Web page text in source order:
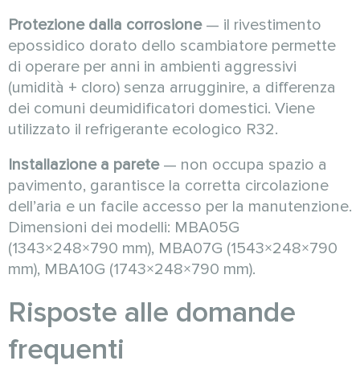
Protezione dalla corrosione— il rivestimento
epossidico dorato dello scambiatore permette
di operare per anni in ambienti aggressivi
(umidità + cloro) senza arrugginire, a differenza
dei comuni deumidificatori domestici. Viene
utilizzato il refrigerante ecologico R32.
Installazione a parete— non occupa spazio a
pavimento, garantisce la corretta circolazione
dell’aria e un facile accesso per la manutenzione.
Dimensioni dei modelli: MBA05G
(1343×248×790 mm), MBA07G (1543×248×790
mm), MBA10G (1743×248×790 mm).
Risposte alle domande
frequenti